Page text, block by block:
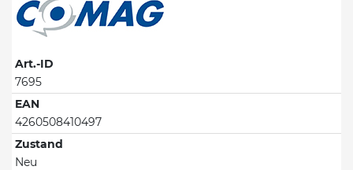
Art.-ID
7695
EAN
4260508410497
Zustand
Neu